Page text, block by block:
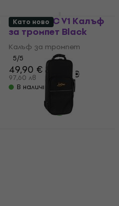
Latone LTC V1 Калъф
за тромпет Black
Калъф за тромпет
5/5
49,90 €
97,60 лв 50,90 €
В наличност
Като ново